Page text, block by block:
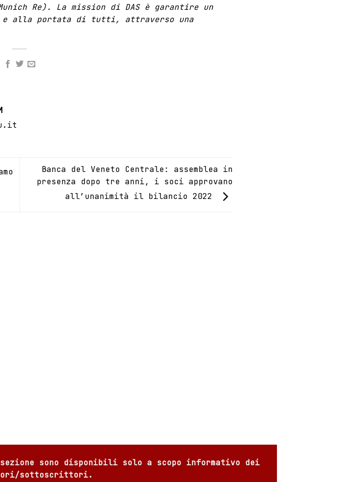
Re). La mission di DAS è garantire un
e alla portata di tutti, attraverso una
Banca del Veneto Centrale: assemblea in
presenza dopo tre anni, i soci approvano
all’unanimità il bilancio 2022
sono disponibili solo a scopo informativo dei
sottoscrittori.